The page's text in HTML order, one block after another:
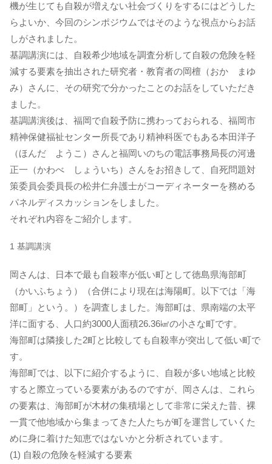
機が生じても自殺が増えない社会づくりをするにはどうした
らよいか、今回のシンポジウムではそのような視点からお話
しがされました。
基調講演には、自殺希少地域を調査分析して自殺の危険を軽
減する要素を抽出された研究者・教育者の岡檀（おか まゆ
み）さんに、その研究で分かったことのお話をしていただき
ました。
基調講演後は、福岡で自殺予防に携わっておられる、福岡市
精神保健福祉センター所長であり精神科医でもある本田洋子
（ほんだ ようこ）さんと福岡いのちの電話事務局長の河邊
正一（かわべ しょういち）さんをお招きして、自死問題対
策委員会委員長の松井仁弁護士がコーディネーターを務める
パネルディスカッションをしました。
それぞれ内容をご紹介します。
1 基調講演
岡さんは、日本で最も自殺率が低い町として徳島県海部町
（かいふちょう）（合併により現在は海陽町。以下では「海
部町」という。）を調査しました。海部町は、県南端の太平
洋に面する、人口約3000人面積26.36㎢の小さな町です。
海部町は隣接した2町と比較しても自殺率が突出して低い町で
す。
海部町では、以下に紹介するように、自殺が多い地域と比較
すると際立っている要素があるのですが、岡さんは、これら
の要素は、海部町が木材の集積場として非常に栄えた昔、裸
一貫で他地域から集まってきた人たちが町を運営していくた
めに身に着けた知恵ではないかと分析されています。
(1) 自殺の危険を軽減する要素